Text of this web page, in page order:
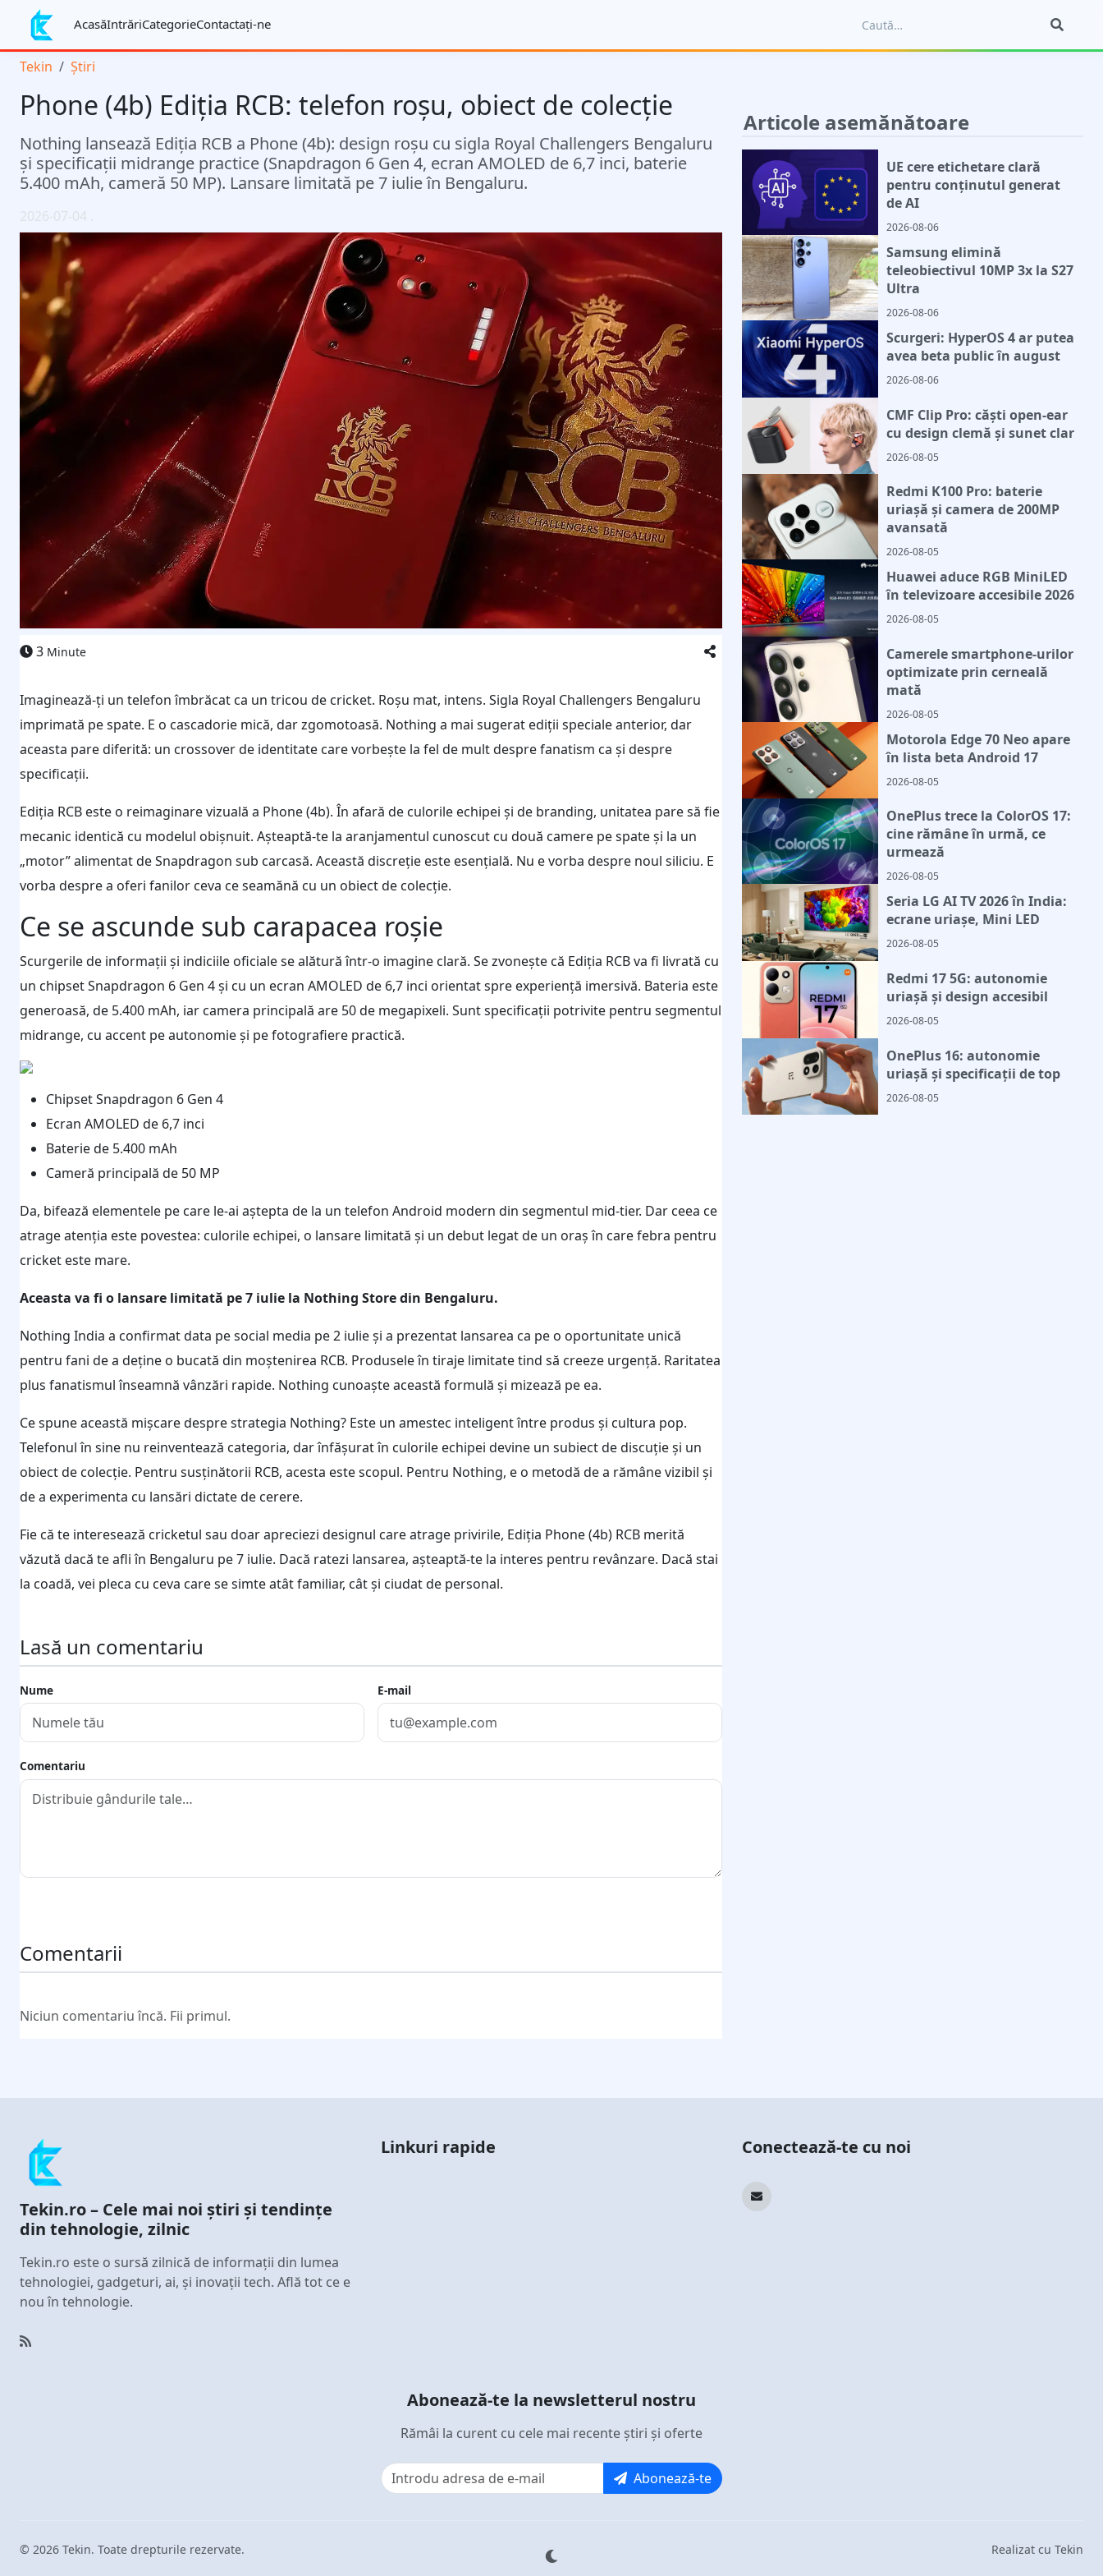
AcasăIntrăriCategorieContactaţi-ne
Tekin Știri
Phone (4b) Ediția RCB: telefon roșu, obiect de colecție
Nothing lansează Ediția RCB a Phone (4b): design roșu cu sigla Royal Challengers Bengaluru
și specificații midrange practice (Snapdragon 6 Gen 4, ecran AMOLED de 6,7 inci, baterie
5.400 mAh, cameră 50 MP). Lansare limitată pe 7 iulie în Bengaluru.
2026-07-04 .
3 Minute
Imaginează-ți un telefon îmbrăcat ca un tricou de cricket. Roșu mat, intens. Sigla Royal Challengers Bengaluru
imprimată pe spate. E o cascadorie mică, dar zgomotoasă. Nothing a mai sugerat ediții speciale anterior, dar
aceasta pare diferită: un crossover de identitate care vorbește la fel de mult despre fanatism ca și despre
specificații.
Ediția RCB este o reimaginare vizuală a Phone (4b). În afară de culorile echipei și de branding, unitatea pare să fie
mecanic identică cu modelul obișnuit. Așteaptă-te la aranjamentul cunoscut cu două camere pe spate și la un
„motor” alimentat de Snapdragon sub carcasă. Această discreție este esențială. Nu e vorba despre noul siliciu. E
vorba despre a oferi fanilor ceva ce seamănă cu un obiect de colecție.
Ce se ascunde sub carapacea roșie
Scurgerile de informații și indiciile oficiale se alătură într-o imagine clară. Se zvonește că Ediția RCB va fi livrată cu
un chipset Snapdragon 6 Gen 4 și cu un ecran AMOLED de 6,7 inci orientat spre experiență imersivă. Bateria este
generoasă, de 5.400 mAh, iar camera principală are 50 de megapixeli. Sunt specificații potrivite pentru segmentul
midrange, cu accent pe autonomie și pe fotografiere practică.
Chipset Snapdragon 6 Gen 4
Ecran AMOLED de 6,7 inci
Baterie de 5.400 mAh
Cameră principală de 50 MP
Da, bifează elementele pe care le-ai aștepta de la un telefon Android modern din segmentul mid-tier. Dar ceea ce
atrage atenția este povestea: culorile echipei, o lansare limitată și un debut legat de un oraș în care febra pentru
cricket este mare.
Aceasta va fi o lansare limitată pe 7 iulie la Nothing Store din Bengaluru.
Nothing India a confirmat data pe social media pe 2 iulie și a prezentat lansarea ca pe o oportunitate unică
pentru fani de a deține o bucată din moștenirea RCB. Produsele în tiraje limitate tind să creeze urgență. Raritatea
plus fanatismul înseamnă vânzări rapide. Nothing cunoaște această formulă și mizează pe ea.
Ce spune această mișcare despre strategia Nothing? Este un amestec inteligent între produs și cultura pop.
Telefonul în sine nu reinventează categoria, dar înfășurat în culorile echipei devine un subiect de discuție și un
obiect de colecție. Pentru susținătorii RCB, acesta este scopul. Pentru Nothing, e o metodă de a rămâne vizibil și
de a experimenta cu lansări dictate de cerere.
Fie că te interesează cricketul sau doar apreciezi designul care atrage privirile, Ediția Phone (4b) RCB merită
văzută dacă te afli în Bengaluru pe 7 iulie. Dacă ratezi lansarea, așteaptă-te la interes pentru revânzare. Dacă stai
la coadă, vei pleca cu ceva care se simte atât familiar, cât și ciudat de personal.
Lasă un comentariu
Nume E-mail
Comentariu
Comentarii
Niciun comentariu încă. Fii primul.
Articole asemănătoare
UE cere etichetare clară
pentru conținutul generat
de AI
2026-08-06
Samsung elimină
teleobiectivul 10MP 3x la S27
Ultra
2026-08-06
Scurgeri: HyperOS 4 ar putea
avea beta public în august
2026-08-06
CMF Clip Pro: căști open-ear
cu design clemă și sunet clar
2026-08-05
Redmi K100 Pro: baterie
uriașă și camera de 200MP
avansată
2026-08-05
Huawei aduce RGB MiniLED
în televizoare accesibile 2026
2026-08-05
Camerele smartphone-urilor
optimizate prin cerneală
mată
2026-08-05
Motorola Edge 70 Neo apare
în lista beta Android 17
2026-08-05
OnePlus trece la ColorOS 17:
cine rămâne în urmă, ce
urmează
2026-08-05
Seria LG AI TV 2026 în India:
ecrane uriașe, Mini LED
2026-08-05
Redmi 17 5G: autonomie
uriașă și design accesibil
2026-08-05
OnePlus 16: autonomie
uriașă și specificații de top
2026-08-05
Tekin.ro – Cele mai noi știri și tendințe
din tehnologie, zilnic
Tekin.ro este o sursă zilnică de informații din lumea
tehnologiei, gadgeturi, ai, și inovații tech. Află tot ce e
nou în tehnologie.
Linkuri rapide Conectează-te cu noi
Abonează-te la newsletterul nostru
Rămâi la curent cu cele mai recente știri și oferte
Abonează-te
© 2026 Tekin. Toate drepturile rezervate. Realizat cu Tekin